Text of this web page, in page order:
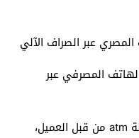
عبر الصراف الآلي
المصرفي عبر
إدخال كارت الائتمان في ماكينة atm من قبل العميل،